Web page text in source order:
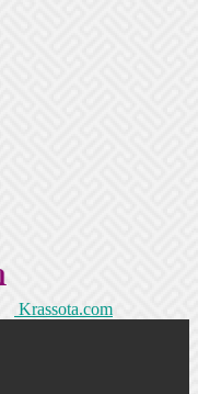
Krassota.com